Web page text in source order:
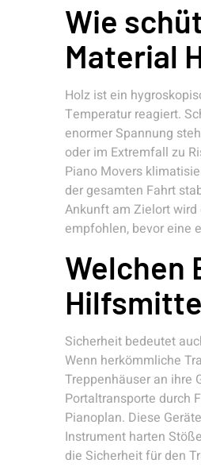
Wie
Material
Holz ist ein
Temperatur reagiert.
enormer Spannung
oder im Extremfall zu
Piano Movers
der gesamten Fahrt
Ankunft am Zielort
empfohlen, bevor eine
Welchen
Sicherheit bedeutet
Wenn herkömmliche
Treppenhäuser an ihre
Portaltransporte durch
Pianoplan. Diese
Instrument harten
die Sicherheit für den